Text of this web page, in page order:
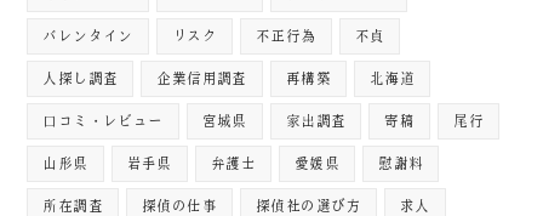
バレンタイン リスク 不正行為 不貞
人探し調査 企業信用調査 再構築 北海道
口コミ・レビュー 宮城県 家出調査 寄稿 尾行
山形県 岩手県 弁護士 愛媛県 慰謝料
所在調査 探偵の仕事 探偵社の選び方 求人